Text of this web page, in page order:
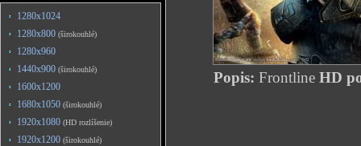
1280x1024
1280x800 (širokouhlé)
1280x960
1440x900 (širokouhlé)
1600x1200
1680x1050 (širokouhlé)
1920x1080 (HD rozlíšenie)
1920x1200 (širokouhlé)
Popis: Frontline HD